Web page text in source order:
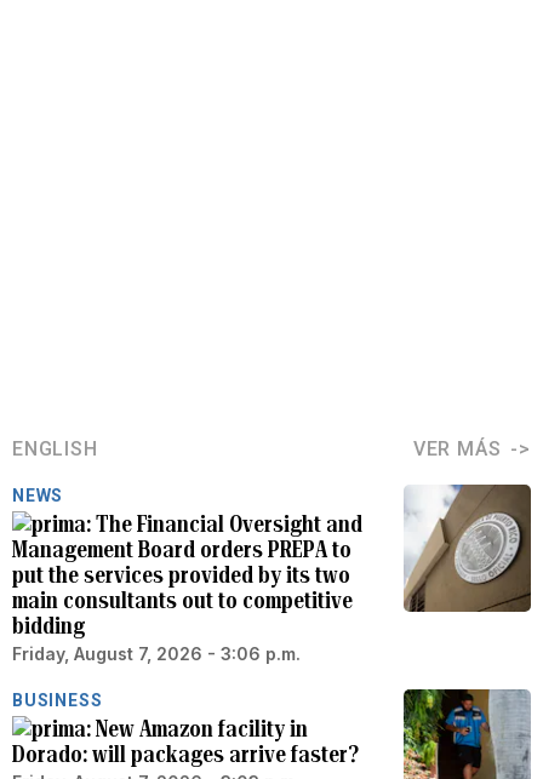
ENGLISH VER MÁS
NEWS
The Financial Oversight and
Management Board orders PREPA to
put the services provided by its two
main consultants out to competitive
bidding
Friday, August 7, 2026 - 3:06 p.m.
BUSINESS
New Amazon facility in
Dorado: will packages arrive faster?